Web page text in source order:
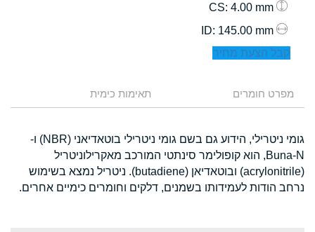
: 4.00 mm
: 145.00 mm
קבל הצעת מחיר
מפרט חומרים תאימות כימית
גומי ניטרילי, הידוע גם בשם גומי ניטרילי בוטאדיאני (NBR) ו-
Buna-N, הוא קופולימר סינתטי המורכב מאקרילוניטריל
(acrylonitrile) ובוטאדיאן (butadiene). ניטריל נמצא בשימוש
נרחב הודות לעמידותו בשמנים, דלקים וחומרים כימיים אחרים.